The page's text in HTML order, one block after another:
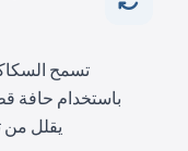
تسمح
باستخدام حافة
يقلل من